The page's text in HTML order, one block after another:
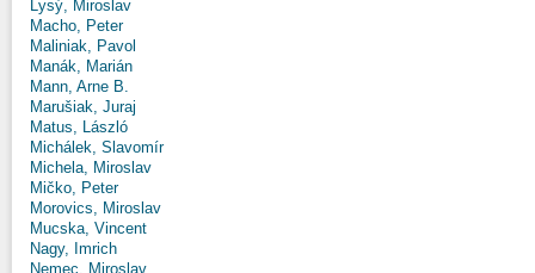
Lysý, Miroslav
Macho, Peter
Maliniak, Pavol
Manák, Marián
Mann, Arne B.
Marušiak, Juraj
Matus, László
Michálek, Slavomír
Michela, Miroslav
Mičko, Peter
Morovics, Miroslav
Mucska, Vincent
Nagy, Imrich
Nemec, Miroslav